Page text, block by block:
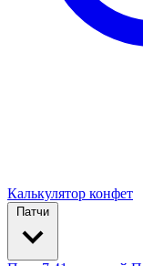
Калькулятор конфет
Патчи